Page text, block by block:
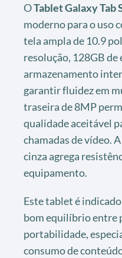
OTablet Galaxy Tab
moderno para o uso
tela ampla de 10.9
resolução, 128GB de
armazenamento
garantir fluidez em
traseira de 8MP
qualidade aceitável
chamadas de vídeo.
cinza agrega
equipamento.
Este tablet é
bom equilíbrio entre
portabilidade,
consumo de